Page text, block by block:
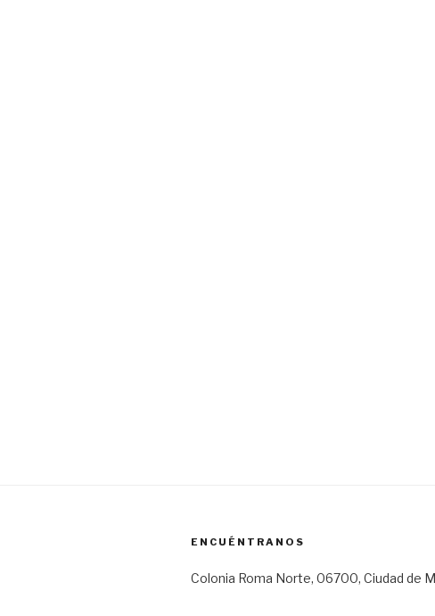
ENCUÉNTRANOS
Colonia Roma Norte, 06700, Ciudad de